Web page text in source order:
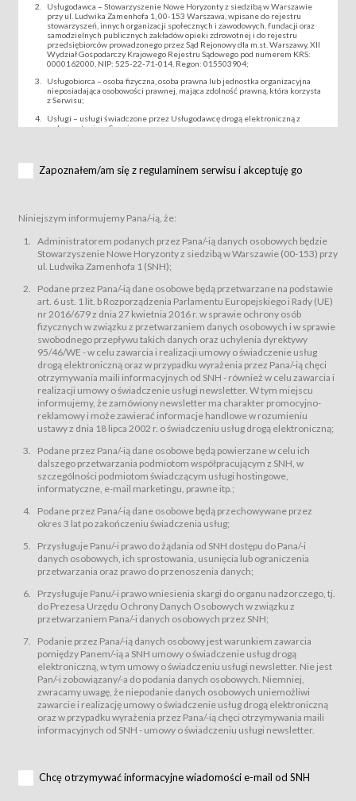
Usługodawca – Stowarzyszenie Nowe Horyzonty z siedzibą w Warszawie
przy ul. Ludwika Zamenhofa 1, 00-153 Warszawa, wpisane do rejestru
stowarzyszeń, innych organizacji społecznych i zawodowych, fundacji oraz
samodzielnych publicznych zakładów opieki zdrowotnej i do rejestru
przedsiębiorców prowadzonego przez Sąd Rejonowy dla m.st. Warszawy, XII
Wydział Gospodarczy Krajowego Rejestru Sądowego pod numerem KRS:
0000162000, NIP: 525-22-71-014, Regon: 015503904;
Usługobiorca – osoba fizyczna, osoba prawna lub jednostka organizacyjna
nieposiadająca osobowości prawnej, mająca zdolność prawną, która korzysta
z Serwisu;
Usługi – usługi świadczone przez Usługodawcę drogą elektroniczną z
wykorzystaniem Serwisu;
za pośrednictwem Serwisu;
podmiotom z branży mediów i filmowej (Akredytacje);
Bilety – wybrane dokumenty potwierdzające zawarcie umowy z
Usługodawcą i uprawniające do wzięcia udziału w Wydarzeniu,
przewidziane przez Usługodawcę dla danego Wydarzenia, tj. uprawniające
do uczestnictwa w wielu albo w pojedynczych seansach filmowych,
Sklep – sklep internetowy prowadzony przez Usługodawcę w Serwisie;
Regulamin – niniejszy regulamin.
§ 2
Postanowienia ogólne
Regulamin określa zasady:
świadczenia Usługobiorcom Usług przez Usługodawcę, z
zastrzeżeniem usług, o których mowa w ust. 2 pkt. 4 i 5 poniżej, których
zasady świadczenia precyzują odrębne regulaminy,
przetwarzania przez Usługodawcę danych osobowych Usługobiorców
będących osobami fizycznymi.
świadczy Usługi drogą elektroniczną w rozumieniu ustawy z dnia 18 lipca
2002 r. o świadczeniu usług drogą elektroniczną (Dz.U. z 2002 r., Nr 144, poz.
1204, z późń. zm.). Usługi świadczone są nieodpłatnie.
usługę przeglądania i odczytywania przez Usługobiorców materiałów
zamieszczanych w Serwisie,
usługę utrzymywania konta użytkownika w Serwisie,
usługę newsletter,
usługę zawierania na odległość umów nabycia Karnetów i Biletów,
usługę zawierania na odległość umów sprzedaży w Sklepie.
dnia 18 lipca 2002 r. o świadczeniu usług drogą elektroniczną (Dz.U. z 2002
r., Nr 144, poz. 1204, z późń. zm.). Usługi świadczone są nieodpłatnie.
Na zasadach określonych w Regulaminie dostęp do Serwisu jest otwarty dla
Usługobiorca przed rozpoczęciem korzystania z Serwisu jest zobowiązany
zapoznać się z Regulaminem. Założenie konta w Serwisie oraz zamówienie
usługi newsletter za pośrednictwem przeznaczonego do tego formularza
zamieszczonego na stronach Serwisu dostępnych dla wszystkich
Usługobiorców wymaga akceptacji postanowień Regulaminu.
Usługobiorca zobowiązany jest do przestrzegania postanowień Regulaminu
od chwili rozpoczęcia korzystania z Serwisu.
Regulamin jest udostępniony Usługobiorcom nieodpłatnie za
Warunki techniczne korzystania z Usług
Zapoznałem/am się z regulaminem serwisu i akceptuję go
Niniejszym informujemy Pana/-ią, że:
Administratorem podanych przez Pana/-ią danych osobowych będzie
Stowarzyszenie Nowe Horyzonty z siedzibą w Warszawie (00-153) przy
ul. Ludwika Zamenhofa 1 (SNH);
Podane przez Pana/-ią dane osobowe będą przetwarzane na podstawie
art. 6 ust. 1 lit. b Rozporządzenia Parlamentu Europejskiego i Rady (UE)
nr 2016/679 z dnia 27 kwietnia 2016 r. w sprawie ochrony osób
fizycznych w związku z przetwarzaniem danych osobowych i w sprawie
swobodnego przepływu takich danych oraz uchylenia dyrektywy
95/46/WE - w celu zawarcia i realizacji umowy o świadczenie usług
drogą elektroniczną oraz w przypadku wyrażenia przez Pana/-ią chęci
otrzymywania maili informacyjnych od SNH - również w celu zawarcia i
realizacji umowy o świadczenie usługi newsletter. W tym miejscu
informujemy, że zamówiony newsletter ma charakter promocyjno-
reklamowy i może zawierać informacje handlowe w rozumieniu
ustawy z dnia 18 lipca 2002 r. o świadczeniu usług drogą elektroniczną;
Podane przez Pana/-ią dane osobowe będą powierzane w celu ich
dalszego przetwarzania podmiotom współpracującym z SNH, w
szczególności podmiotom świadczącym usługi hostingowe,
informatyczne, e-mail marketingu, prawne itp.;
Podane przez Pana/-ią dane osobowe będą przechowywane przez
okres 3 lat po zakończeniu świadczenia usług;
Przysługuje Panu/-i prawo do żądania od SNH dostępu do Pana/-i
danych osobowych, ich sprostowania, usunięcia lub ograniczenia
przetwarzania oraz prawo do przenoszenia danych;
Przysługuje Panu/-i prawo wniesienia skargi do organu nadzorczego, tj.
do Prezesa Urzędu Ochrony Danych Osobowych w związku z
przetwarzaniem Pana/-i danych osobowych przez SNH;
Podanie przez Pana/-ią danych osobowy jest warunkiem zawarcia
pomiędzy Panem/-ią a SNH umowy o świadczenie usług drogą
elektroniczną, w tym umowy o świadczeniu usługi newsletter. Nie jest
Pan/-i zobowiązany/-a do podania danych osobowych. Niemniej,
zwracamy uwagę, że niepodanie danych osobowych uniemożliwi
zawarcie i realizację umowy o świadczenie usług drogą elektroniczną
oraz w przypadku wyrażenia przez Pana/-ią chęci otrzymywania maili
informacyjnych od SNH - umowy o świadczeniu usługi newsletter.
Chcę otrzymywać informacyjne wiadomości e-mail od SNH